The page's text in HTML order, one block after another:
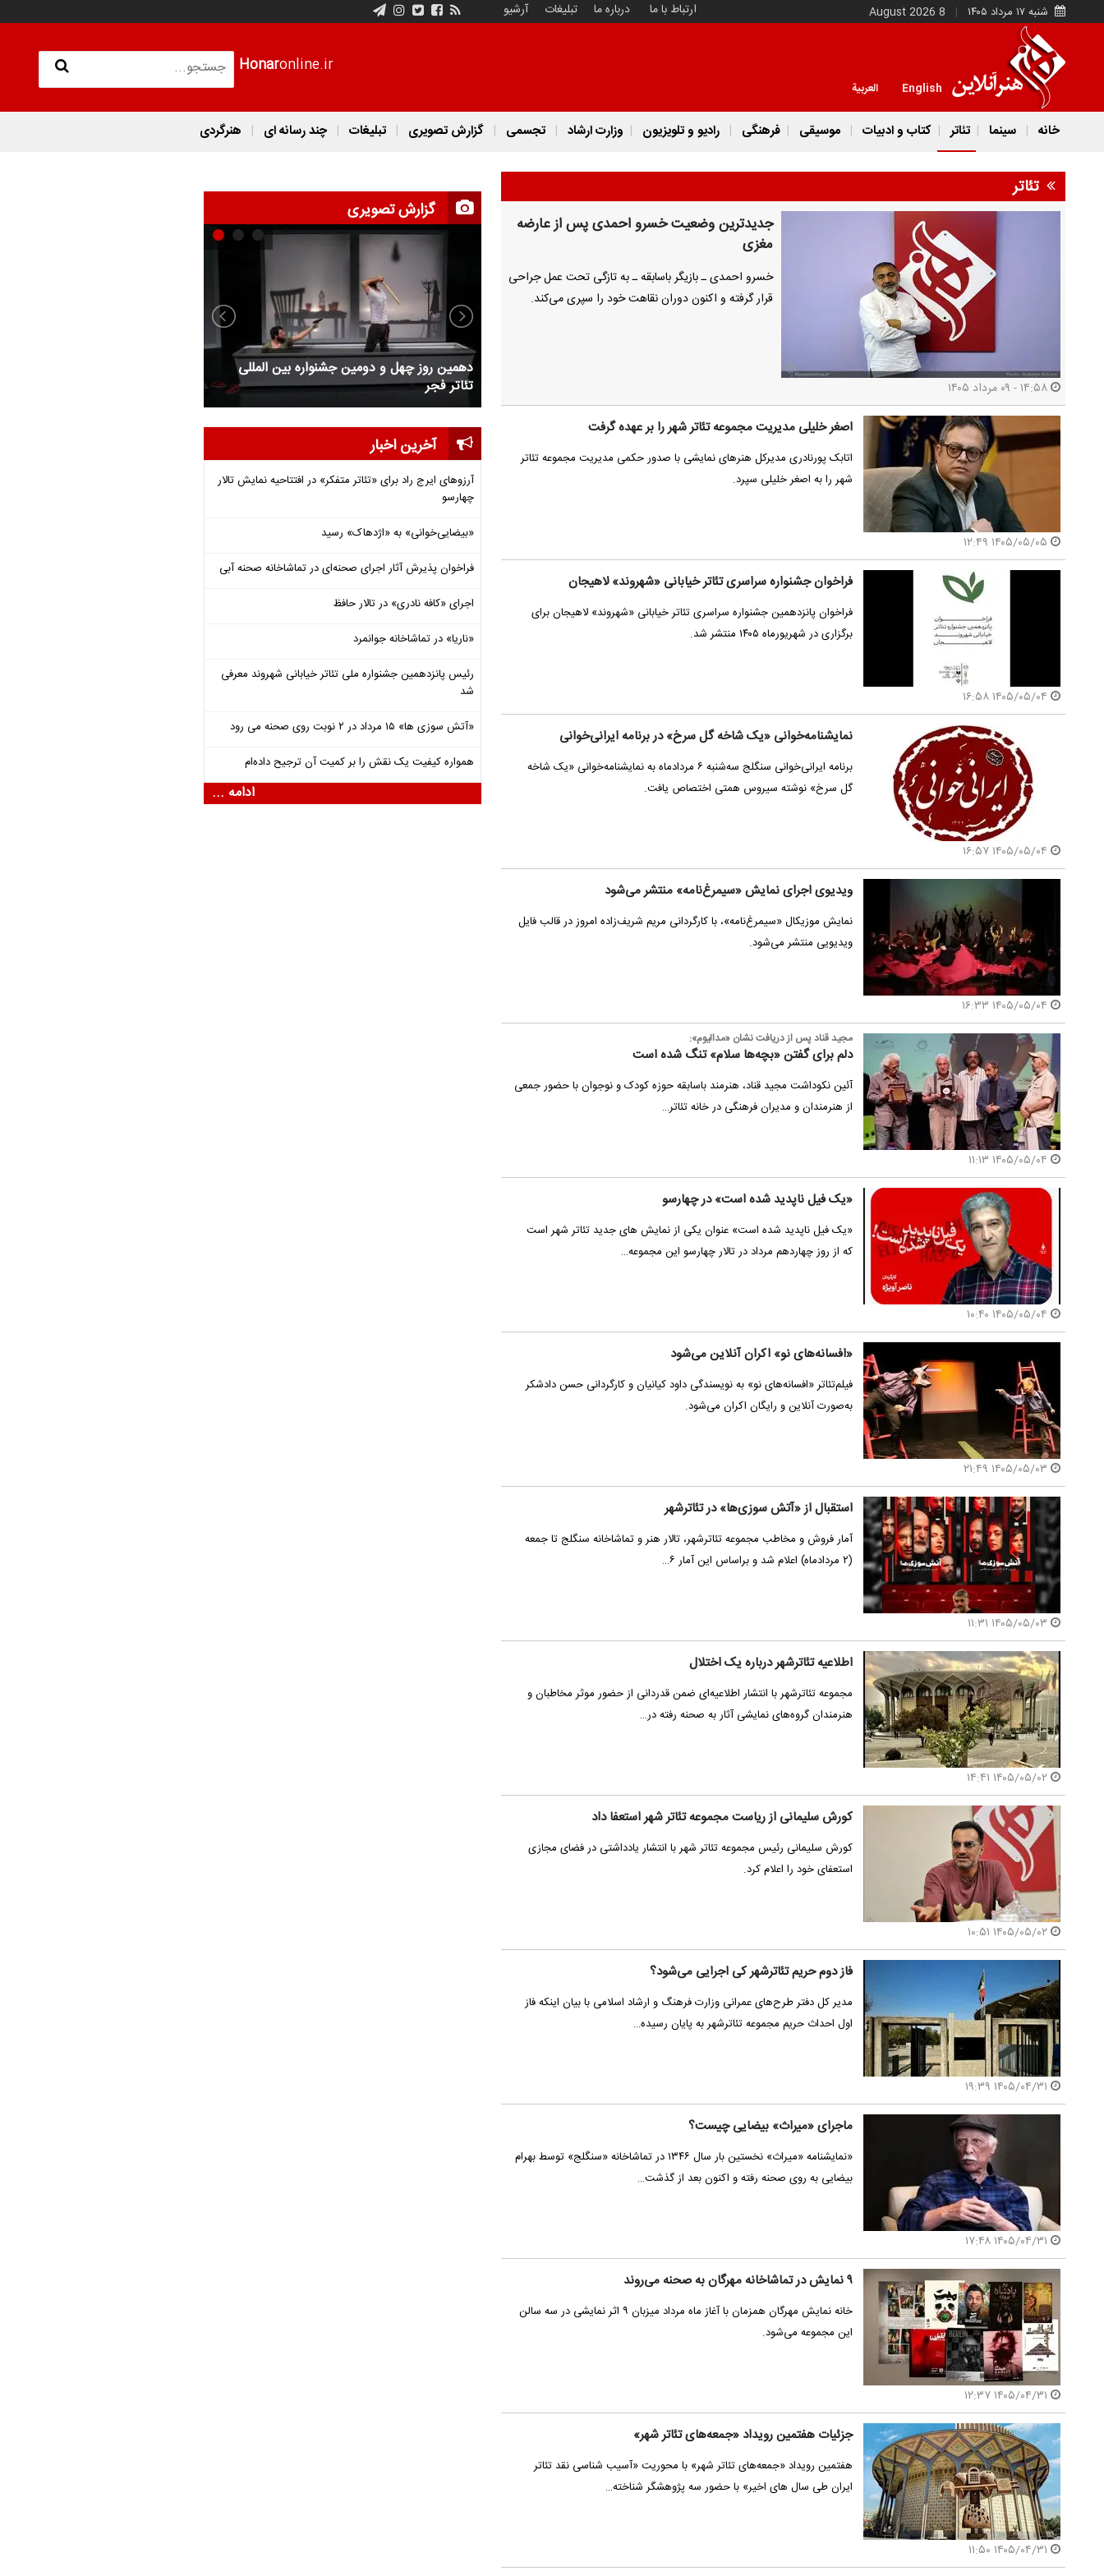
شنبه ۱۷ مرداد ۱۴۰۵ 8 August 2026 ارتباط با ما درباره ما تبلیغات آرشیو
Honaronline.ir
English العربية
خانه سینما تئاتر کتاب و ادبیات موسیقی فرهنگی رادیو و تلویزیون وزارت ارشاد تجسمی گزارش تصویری تبلیغات چند رسانه ای هنرگردی
تئاتر
جدیدترین وضعیت خسرو احمدی پس از عارضه
مغزی
خسرو احمدی ـ بازیگر باسابقه ـ به تازگی تحت عمل جراحی
قرار گرفته و اکنون دوران نقاهت خود را سپری می‌کند.
اصغر خلیلی مدیریت مجموعه تئاتر شهر را بر عهده گرفت
اتابک پورنادری مدیرکل هنرهای نمایشی با صدور حکمی مدیریت‌ مجموعه تئاتر
شهر را به اصغر خلیلی سپرد.
فراخوان جشنواره سراسری تئاتر خیابانی «شهروند» لاهیجان
فراخوان پانزدهمین جشنواره سراسری تئاتر خیابانی «شهروند» لاهیجان برای
برگزاری در شهریورماه ۱۴۰۵ منتشر شد.
نمایشنامه‌خوانی «​​​​​​​یک شاخه گل سرخ» در برنامه ایرانی‌خوانی
برنامه ایرانی‌خوانی سنگلج سه‌شنبه ۶ مردادماه به نمایشنامه‌خوانی «یک شاخه
گل سرخ» نوشته سیروس همتی اختصاص یافت.
ویدیوی اجرای نمایش «سیمرغ‌نامه» منتشر می‌شود
نمایش موزیکال «سیمرغ‌نامه»، با کارگردانی مریم شریف‌زاده امروز در قالب فایل
ویدیویی منتشر می‌شود.
مجید قناد پس از دریافت نشان «مدالیوم»:
دلم برای گفتن «بچه‌ها سلام» تنگ شده است
آئین نکوداشت مجید قناد، هنرمند باسابقه حوزه کودک و نوجوان با حضور جمعی
از هنرمندان و مدیران فرهنگی در خانه تئاتر…
«یک فیل ناپدید شده است» در چهارسو
«یک فیل ناپدید شده است» عنوان یکی از نمایش های جدید تئاتر شهر است
که از روز چهاردهم مرداد در تالار چهارسو این مجموعه…
«افسانه‌های نو» اکران آنلاین می‌شود
فیلم‌تئاتر «افسانه‌های نو» به نویسندگی داود کیانیان و کارگردانی حسن دادشکر
به‌صورت آنلاین و رایگان اکران می‌شود.
استقبال از «آتش سوزی‌ها» در تئاترشهر
آمار فروش و مخاطب مجموعه تئاترشهر، تالار هنر و تماشاخانه سنگلج تا جمعه
(٢ مردادماه) اعلام شد و براساس این آمار ۶…
اطلاعیه تئاترشهر درباره یک اختلال
مجموعه تئاترشهر با انتشار اطلاعیه‌ای ضمن قدردانی از حضور موثر مخاطبان و
هنرمندان گروه‌های نمایشی آثار به صحنه رفته در…
کورش سلیمانی از ریاست مجموعه تئاتر شهر استعفا داد
کورش سلیمانی رئیس مجموعه تئاتر شهر با انتشار یادداشتی در فضای مجازی
استعفای خود را اعلام کرد.
فاز دوم حریم تئاترشهر کی اجرایی می‌شود؟
مدیر کل دفتر طرح‌های عمرانی وزارت فرهنگ و ارشاد اسلامی با بیان اینکه فاز
اول احداث حریم مجموعه تئاترشهر به پایان رسیده…
ماجرای «میراث» بیضایی چیست؟
«نمایشنامه «میراث» نخستین بار سال ۱۳۴۶ در تماشاخانه «سنگلج» توسط بهرام
بیضایی به روی صحنه رفته و اکنون بعد از گذشت…
۹ نمایش در تماشاخانه مهرگان به صحنه می‌روند
خانه نمایش مهرگان همزمان با آغاز ماه مرداد میزبان ۹ اثر نمایشی در سه سالن
این مجموعه می‌شود.
جزئیات هفتمین رویداد «جمعه‌های تئاتر شهر»
هفتمین رویداد «جمعه‌های تئاتر شهر» با محوریت «آسیب شناسی نقد تئاتر
ایران طی سال های اخیر» با حضور سه پژوهشگر شناخته…
گزارش تصویری
نهمین روز چهل و دومین جشنواره بین المللی
تئاتر فجر
دهمین روز چهل و دومین جشنواره بین المللی
تئاتر فجر
آخرین اخبار
آرزوهای ایرج راد برای «تئاتر متفکر» در افتتاحیه نمایش تالار
چهارسو
«بیضایی‌خوانی» به «اژدهاک» رسید
فراخوان پذیرش آثار اجرای صحنه‌ای در تماشاخانه صحنه آبی
اجرای «کافه نادری» در تالار حافظ
«ناریا» در تماشاخانه جوانمرد
رئیس پانزدهمین جشنواره ملی تئاتر خیابانی شهروند معرفی
شد
«آتش سوزی ها» ۱۵ مرداد در ۲ نوبت روی صحنه می رود
همواره کیفیت یک نقش را بر کمیت آن ترجیح داده‌ام
ادامه ...